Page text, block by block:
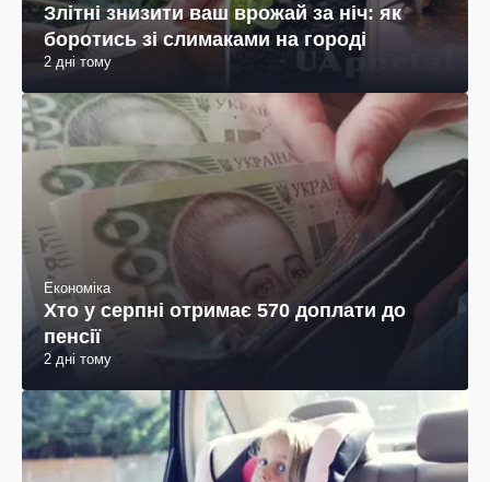
Злітні знизити ваш врожай за ніч: як
боротись зі слимаками на городі
2 дні тому
Економіка
Хто у серпні отримає 570 доплати до
пенсії
2 дні тому